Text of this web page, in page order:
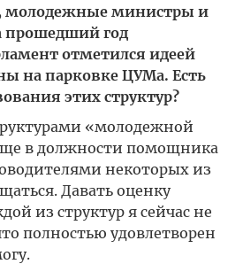
молодежные министры и
прошедший год
отметился идеей
на парковке ЦУМа. Есть
этих структур?
«молодежной
в должности помощника
некоторых из
Давать оценку
из структур я сейчас не
полностью удовлетворен